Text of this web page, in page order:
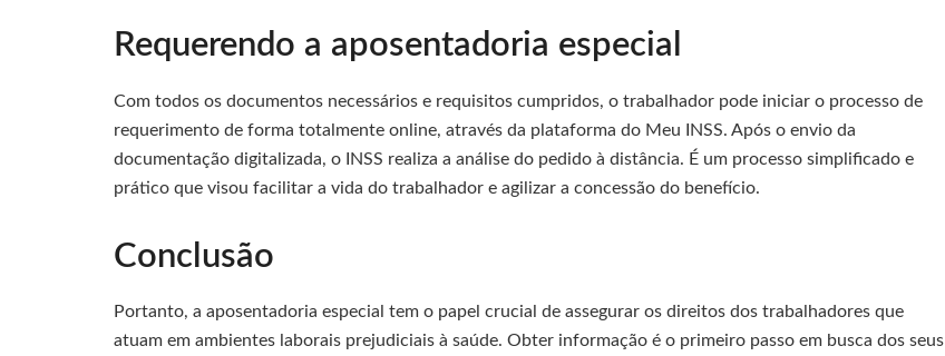
Requerendo a aposentadoria especial
Com todos os documentos necessários e requisitos cumpridos, o trabalhador pode iniciar o processo de
requerimento de forma totalmente online, através da plataforma do Meu INSS. Após o envio da
documentação digitalizada, o INSS realiza a análise do pedido à distância. É um processo simplificado e
prático que visou facilitar a vida do trabalhador e agilizar a concessão do benefício.
Conclusão
Portanto, a aposentadoria especial tem o papel crucial de assegurar os direitos dos trabalhadores que
atuam em ambientes laborais prejudiciais à saúde. Obter informação é o primeiro passo em busca dos seus